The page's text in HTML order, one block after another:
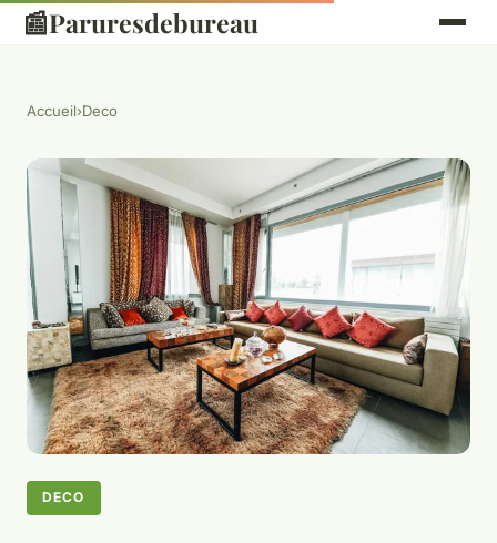
📰Paruresdebureau
Accueil›Deco
DECO